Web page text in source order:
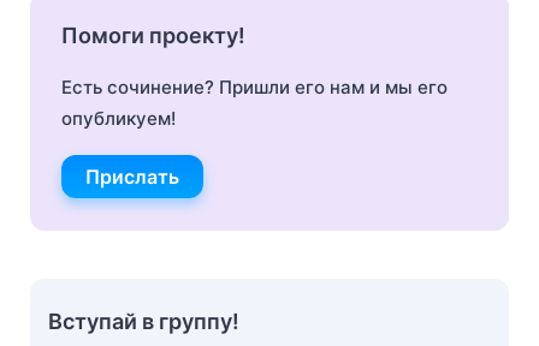
Помоги проекту!
Есть сочинение? Пришли его нам и мы его
опубликуем!
Прислать
Вступай в группу!